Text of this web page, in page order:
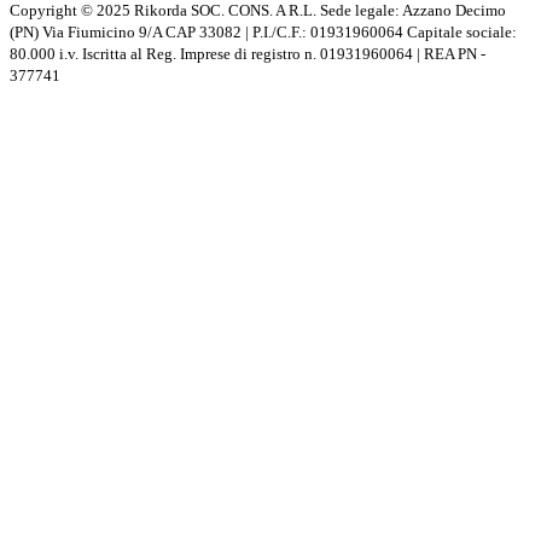
Copyright © 2025 Rikorda SOC. CONS. A R.L. Sede legale: Azzano Decimo
(PN) Via Fiumicino 9/A CAP 33082 | P.I./C.F.: 01931960064 Capitale sociale:
80.000 i.v. Iscritta al Reg. Imprese di registro n. 01931960064 | REA PN -
377741